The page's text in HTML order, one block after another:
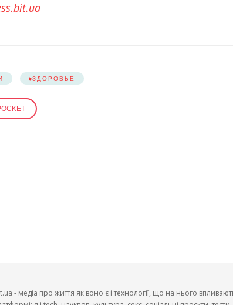
ЗДОРОВЬЕ
- медіа про життя як воно є і технології, що на нього